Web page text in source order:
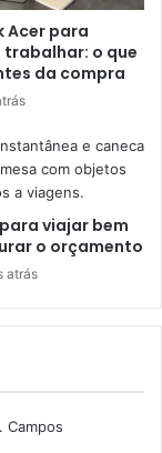
Acer para
trabalhar: o que
da compra
viajar bem
o orçamento
atrás
Campos